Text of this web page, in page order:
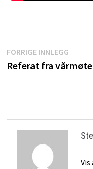
FORRIGE INNLEGGForrige
Referat fra